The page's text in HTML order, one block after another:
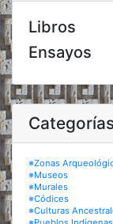
Libros
Ensayos
※Zonas
※Museos
※Murales
※Códices
※Culturas